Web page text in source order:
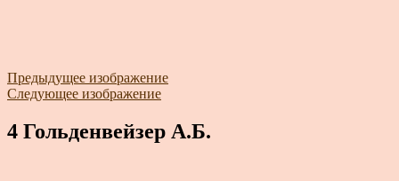
Предыдущее изображение
Следующее изображение
4 Гольденвейзер А.Б.